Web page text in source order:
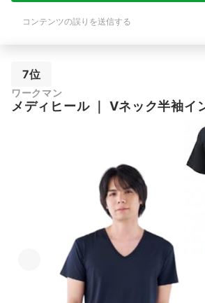
コンテンツの誤りを送信する
7位
ワークマン
メディヒール｜ Vネック半袖イ